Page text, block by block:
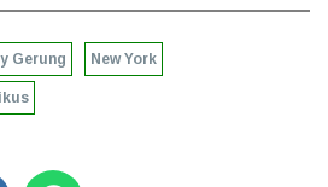
Gerung New York